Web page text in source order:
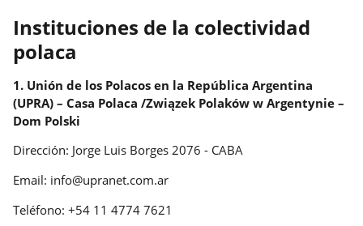
Instituciones de la colectividad
polaca
1. Unión de los Polacos en la República Argentina
(UPRA) – Casa Polaca /Związek Polaków w Argentynie –
Dom Polski
Dirección: Jorge Luis Borges 2076 - CABA
Email: info@upranet.com.ar
Teléfono: +54 11 4774 7621